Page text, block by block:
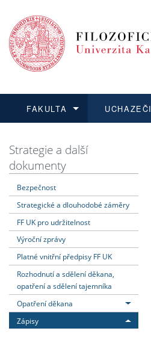
FAKULTA
Dozvědět se více
UCHAZEČI
Podat přihlášku
Dozvědět se více
Dozvědět se více
Dozvědět se více
Strategie a další
dokumenty
Bezpečnost
Strategické a dlouhodobé záměry
FF UK pro udržitelnost
Výroční zprávy
Platné vnitřní předpisy FF UK
Rozhodnutí a sdělení děkana,
opatření a sdělení tajemníka
Opatření děkana
Zápisy